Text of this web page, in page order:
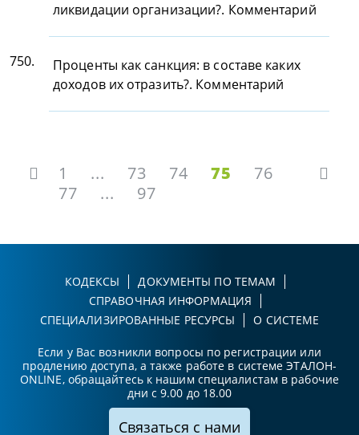
ликвидации организации?. Комментарий
750.
Проценты как санкция: в составе каких
доходов их отразить?. Комментарий
1 ... 73 74 75
76
77
... 97
КОДЕКСЫ
ДОКУМЕНТЫ ПО ТЕМАМ
СПРАВОЧНАЯ ИНФОРМАЦИЯ
СПЕЦИАЛИЗИРОВАННЫЕ РЕСУРСЫ
О СИСТЕМЕ
Если у Вас возникли вопросы по регистрации или
продлению доступа, а также работе в системе ЭТАЛОН-
ONLINE, обращайтесь к нашим специалистам в рабочие
дни с 9.00 до 18.00
Связаться с нами